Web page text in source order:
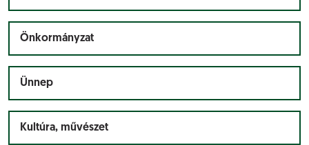
Önkormányzat
Ünnep
Kultúra, művészet